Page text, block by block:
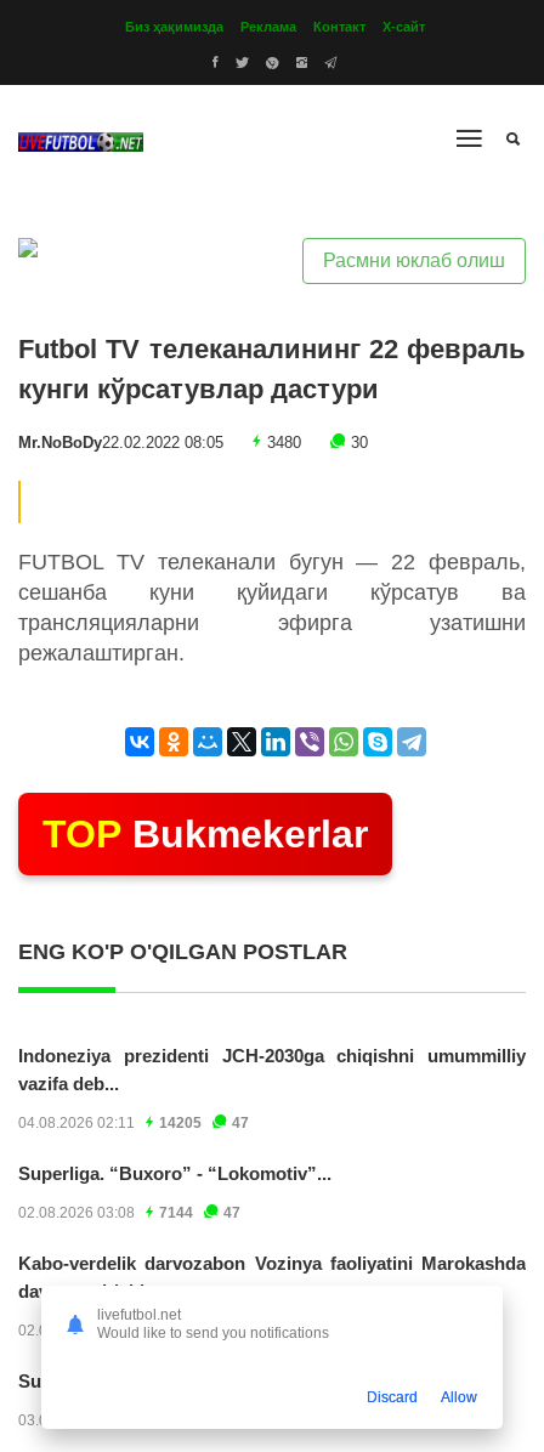
Биз ҳақимизда Реклама Контакт Х-сайт
Расмни юклаб олиш
Futbol TV телеканалининг 22 февраль
кунги кўрсатувлар дастури
Mr.NoBoDy22.02.2022 08:05 3480 30
FUTBOL TV телеканали бугун — 22 февраль,
сешанба куни қуйидаги кўрсатув ва
трансляцияларни эфирга узатишни
режалаштирган.
TOP Bukmekerlar
ENG KO'P O'QILGAN POSTLAR
Indoneziya prezidenti JCH-2030ga chiqishni umummilliy
vazifa deb...
04.08.2026 02:11 14205 47
Superliga. “Buxoro” - “Lokomotiv”...
02.08.2026 03:08 7144 47
Kabo-verdelik darvozabon Vozinya faoliyatini Marokashda
davom ettirishi...
02.08.2026 01:08 3885 47
Superliga. "Dinamo" – "Neftchi" (matnli...
03.08.2026 20:32
livefutbol.net
Would like to send you notifications
Discard Allow